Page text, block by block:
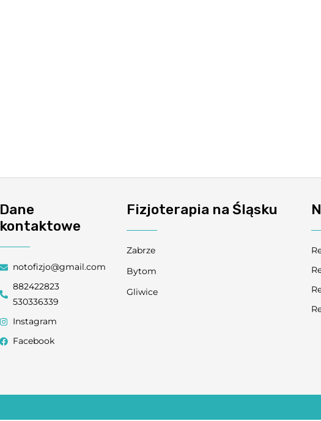
Dane
kontaktowe
notofizjo@gmail.com
882422823
530336339
Instagram
Facebook
Fizjoterapia na Śląsku
Zabrze
Bytom
Gliwice